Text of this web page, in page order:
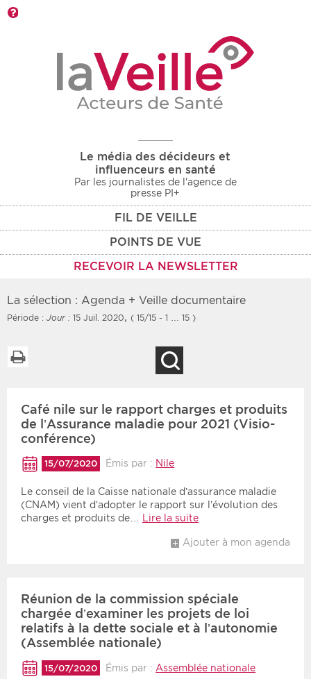
Le média des décideurs et
influenceurs en santé
Par les journalistes de l'agence de
presse PI+
FIL DE VEILLE
POINTS DE VUE
RECEVOIR LA NEWSLETTER
Rendez-vous des 7
prochains jours
Communiqués des 10
derniers jours
Type d'information
Rendez-vous
Communiqués
Médico-social
Zone géographique
La sélection : Agenda + Veille documentaire
Période : Jour : 15 Juil. 2020, ( 15/15 - 1 … 15 )
Café nile sur le rapport charges et produits
de l’Assurance maladie pour 2021 (Visio-
conférence)
15/07/2020 Émis par : Nile
Le conseil de la Caisse nationale d’assurance maladie
(CNAM) vient d’adopter le rapport sur l’évolution des
charges et produits de…
Lire la suite
Ajouter à mon agenda
Réunion de la commission spéciale
chargée d’examiner les projets de loi
relatifs à la dette sociale et à l’autonomie
(Assemblée nationale)
15/07/2020 Émis par : Assemblée nationale